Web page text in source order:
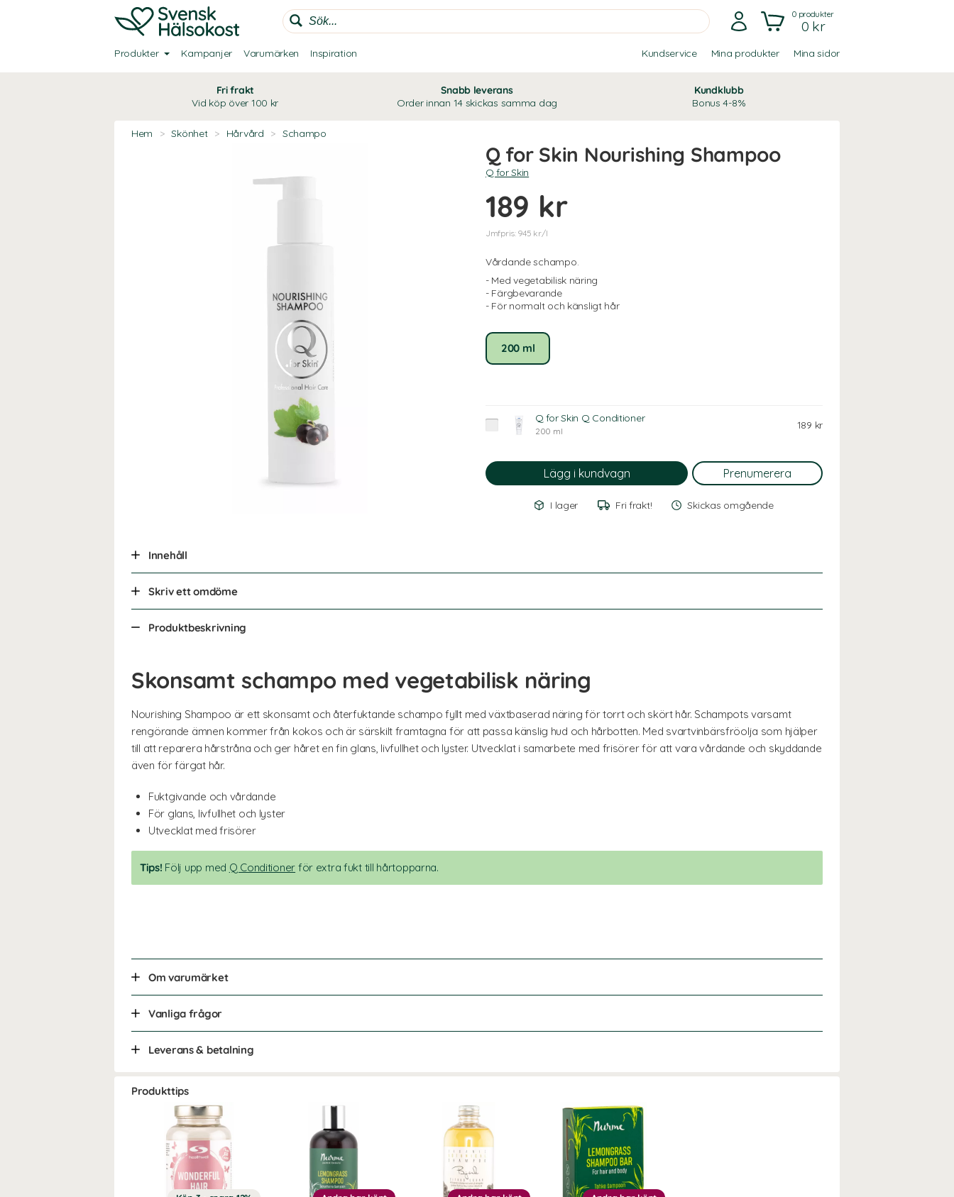
0produkter
0 kr
Produkter Kampanjer Varumärken Inspiration Kundservice Mina produkter Mina sidor
Fri frakt
Vid köp över 100 kr
Snabb leverans
Order innan 14 skickas samma dag
Kundklubb
Bonus 4-8%
Hem > Skönhet > Hårvård > Schampo
Q for Skin Nourishing Shampoo
Q for Skin
189 kr
Jmfpris: 945 kr/l
Vårdande schampo.
- Med vegetabilisk näring
- Färgbevarande
- För normalt och känsligt hår
200 ml
Q for Skin Q Conditioner
200 ml 189 kr
I lager Fri frakt! Skickas omgående
Innehåll
Skriv ett omdöme
Produktbeskrivning
Skonsamt schampo med vegetabilisk näring
Nourishing Shampoo är ett skonsamt och återfuktande schampo fyllt med växtbaserad näring för torrt och skört hår. Schampots varsamt
rengörande ämnen kommer från kokos och är särskilt framtagna för att passa känslig hud och hårbotten. Med svartvinbärsfröolja som hjälper
till att reparera hårstråna och ger håret en fin glans, livfullhet och lyster. Utvecklat i samarbete med frisörer för att vara vårdande och skyddande
även för färgat hår.
Fuktgivande och vårdande
För glans, livfullhet och lyster
Utvecklat med frisörer
Tips! Följ upp med Q Conditioner för extra fukt till hårtopparna.
Om varumärket
Vanliga frågor
Leverans & betalning
Produkttips